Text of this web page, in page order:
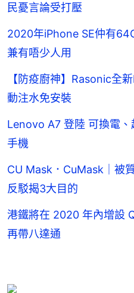
民憂言論受打壓
2020年iPhone SE仲有
兼有唔少人用
【防疫廚神】Rasonic
動注水免安裝
Lenovo A7 登陸 可換電
手機
CU Mask．CuMask｜被
反駁揭3大目的
港鐵將在 2020 年內增設
再帶八達通